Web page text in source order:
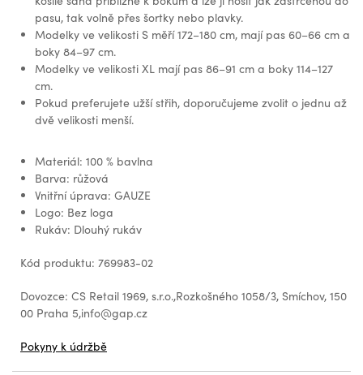
pasu, tak volně přes šortky nebo plavky.
Modelky ve velikosti S měří 172–180 cm, mají pas 60–66 cm a
boky 84–97 cm.
Modelky ve velikosti XL mají pas 86–91 cm a boky 114–127
cm.
Pokud preferujete užší střih, doporučujeme zvolit o jednu až
dvě velikosti menší.
Materiál: 100 % bavlna
Barva: růžová
Vnitřní úprava: GAUZE
Logo: Bez loga
Rukáv: Dlouhý rukáv
Kód produktu: 769983-02
Dovozce: CS Retail 1969, s.r.o.,Rozkošného 1058/3, Smíchov, 150
00 Praha 5,info@gap.cz
Pokyny k údržbě